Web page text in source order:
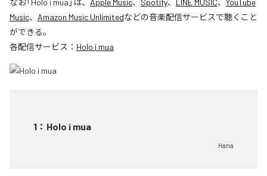
Music、 Amazon Music Unlimitedなどの音楽配信サービスで聴くこと
ができる。
各配信サービス： Holo i mua
1 ： Holo i mua
Hana